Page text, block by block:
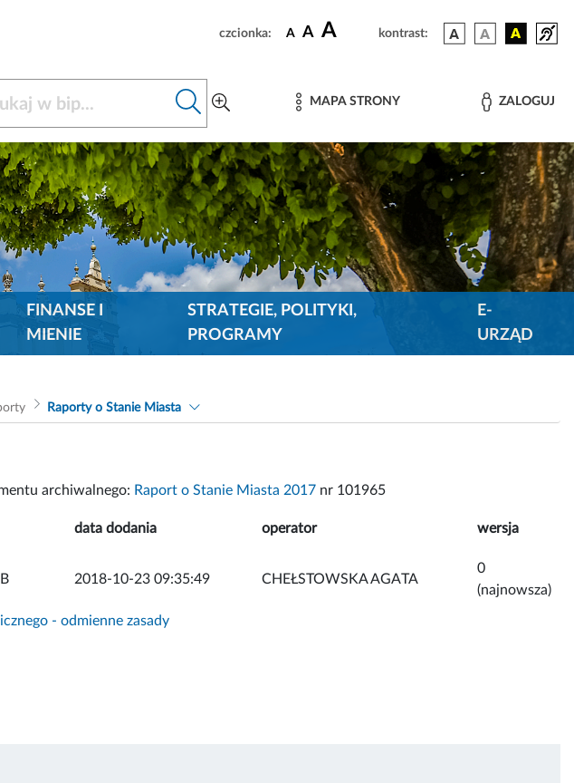
czcionka: A A A kontrast:
MAPA STRONY ZALOGUJ
FINANSE I
MIENIE
STRATEGIE, POLITYKI,
PROGRAMY
E-
URZĄD
Raporty o Stanie Miasta
archiwalnego: Raport o Stanie Miasta 2017 nr 101965
data dodania operator wersja
2018-10-23 09:35:49 CHEŁSTOWSKA AGATA
0
(najnowsza)
- odmienne zasady